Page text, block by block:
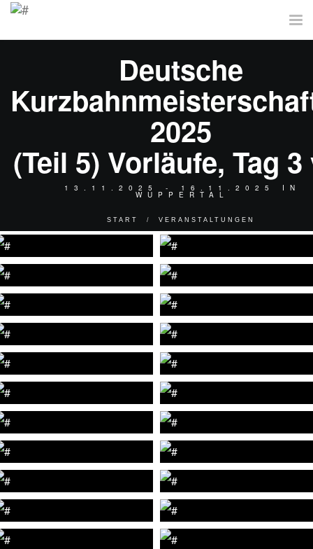
Deutsche
2025
(Teil 5) Vorläufe, Tag 3
13.11.2025 - 16.11.2025 IN
WUPPERTAL
START VERANSTALTUNGEN